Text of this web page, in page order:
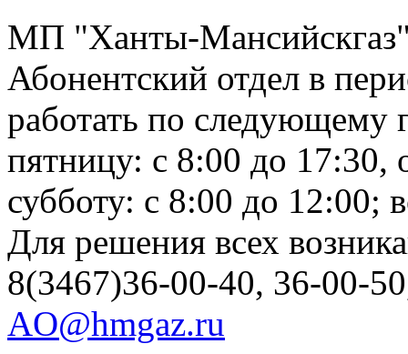
МП "Ханты-Мансийскгаз"
Абонентский отдел в
работать по следующему
пятницу: с 8:00 до 17:30,
субботу: с 8:00 до 12:00;
Для решения всех
8(3467)36-00-40, 36-00-
AO@hmgaz.ru